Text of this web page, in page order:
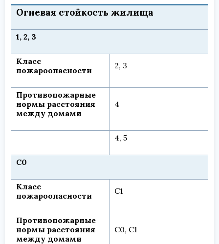
Огневая стойкость жилища
1, 2, 3
Класс
пожароопасности
2, 3
Противопожарные
нормы расстояния
между домами
4
4, 5
С0
Класс
пожароопасности
С1
Противопожарные
нормы расстояния
между домами
С0, С1